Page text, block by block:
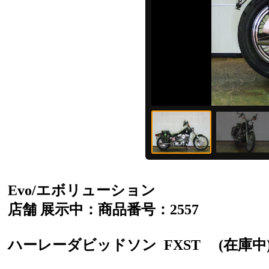
Evo/エボリューション
店舗 展示中：商品番号：2557
ハーレーダビッドソン FXST (在庫中